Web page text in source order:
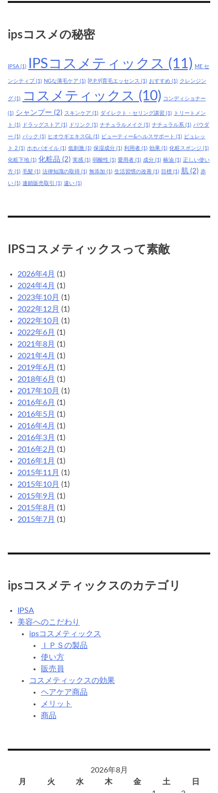
ipsコスメの秘密
IPSA (1) IPSコスメティックス (11) ME セ
ンシティブ (1) NGな薄毛ケア (1) [P.P.9]育毛エッセンス (1) おすすめ (1) クレンジン
グ (1) コスメティックス (10) コンディショナー
(1) シャンプー (2) スキンケア (1) ダイレクト・セリング講習 (1) トリートメン
ト (1) ドラッグストア (1) ドリンク (1) ナチュラルメイク (1) ナチュラル系 (1) パウダ
ー (1) パック (1) ヒオウギエキスGL (1) ビューティー&ヘルスサポート (1) ピュレッ
ト 2 (1) ホホバオイル (1) 低刺激 (1) 保湿成分 (1) 利用者 (1) 効果 (1) 化粧スポンジ (1)
化粧下地 (1) 化粧品 (2) 実感 (1) 弱酸性 (1) 愛用者 (1) 成分 (1) 椿油 (1) 正しい使い
方 (1) 毛髪 (1) 法律知識の取得 (1) 無添加 (1) 生活習慣の改善 (1) 目標 (1) 肌 (2) 赤
い (1) 連鎖販売取引 (1) 違い (1)
IPSコスメティックスって素敵
2026年4月 (1)
2024年4月 (1)
2023年10月 (1)
2022年12月 (1)
2022年10月 (1)
2022年6月 (1)
2021年8月 (1)
2021年4月 (1)
2019年6月 (1)
2018年6月 (1)
2017年10月 (1)
2016年6月 (1)
2016年5月 (1)
2016年4月 (1)
2016年3月 (1)
2016年2月 (1)
2016年1月 (1)
2015年11月 (1)
2015年10月 (1)
2015年9月 (1)
2015年8月 (1)
2015年7月 (1)
ipsコスメティックスのカテゴリ
IPSA
美容へのこだわり
ipsコスメティックス
ＩＰＳの製品
使い方
販売員
コスメティックスの効果
ヘアケア商品
メリット
商品
2026年8月
月
火 水 木 金 土
日